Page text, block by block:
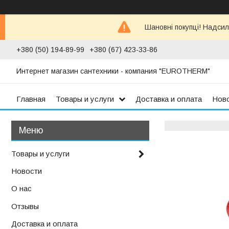
Шановні покупці!
+380 (50) 194-89-99 +380 (67) 423-33-86
Интернет магазин сантехники - компания "EUROTHERM"
Главная Товары и услуги Доставка и оплата
Товары и услуги
Новости
О нас
Отзывы
Доставка и оплата